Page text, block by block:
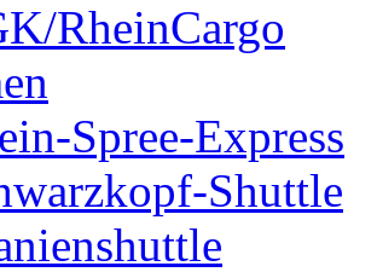
RheinCargo
Spree-Express
Shuttle